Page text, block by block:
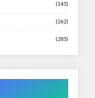
(145)
(262)
(285)